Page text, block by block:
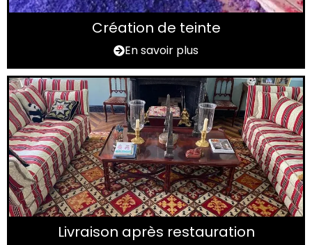
Création de teinte
En savoir plus
Livraison après restauration